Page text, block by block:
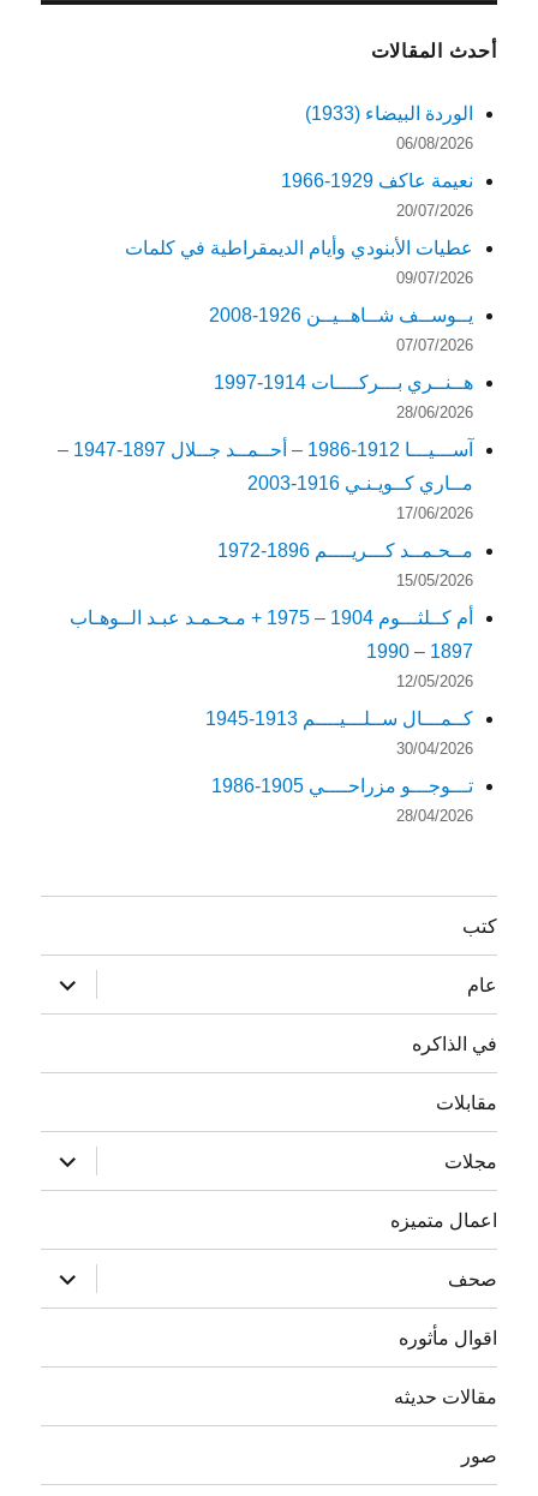
أحدث المقالات
الوردة البيضاء (1933)
06/08/2026
نعيمة عاكف 1929-1966
20/07/2026
عطيات الأبنودي وأيام الديمقراطية في كلمات
09/07/2026
يــوســف شــاهــيــن 1926-2008
07/07/2026
هــنــري بـــركــــات 1914-1997
28/06/2026
آســـيـــا 1912-1986 – أحــمــد جــلال 1897-1947 –
مــاري كــويـنـي 1916-2003
17/06/2026
مــحـمــد كـــريــــم 1896-1972
15/05/2026
أم كــلثـــوم 1904 – 1975 + مـحـمـد عبـد الــوهـاب
1897 – 1990
12/05/2026
كــمـــال ســلـــيــــم 1913-1945
30/04/2026
تـــوجـــو مزراحــــي 1905-1986
28/04/2026
كتب
عام
توسيع
القائمة
الفرعية
في الذاكره
مقابلات
مجلات
توسيع
القائمة
الفرعية
اعمال متميزه
صحف
توسيع
القائمة
الفرعية
اقوال مأثوره
مقالات حديثه
صور